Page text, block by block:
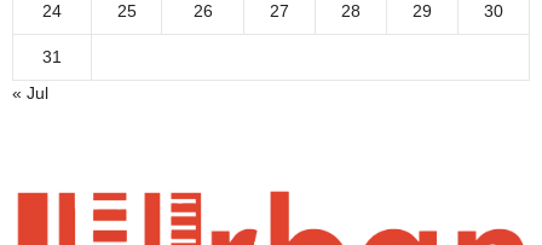
24 25 26 27 28 29 30
31
« Jul